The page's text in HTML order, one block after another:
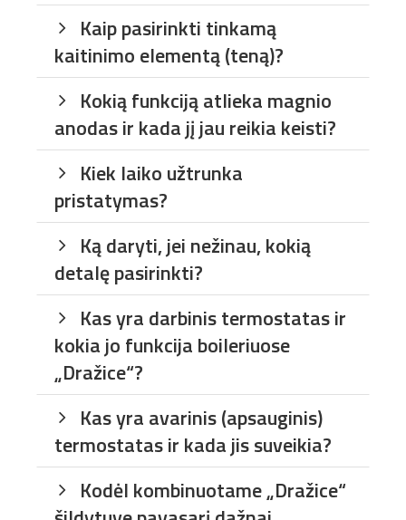
Kaip pasirinkti tinkamą
kaitinimo elementą (teną)?
Kokią funkciją atlieka magnio
anodas ir kada jį jau reikia keisti?
Kiek laiko užtrunka
pristatymas?
Ką daryti, jei nežinau, kokią
detalę pasirinkti?
Kas yra darbinis termostatas ir
kokia jo funkcija boileriuose
„Dražice“?
Kas yra avarinis (apsauginis)
termostatas ir kada jis suveikia?
Kodėl kombinuotame „Dražice“